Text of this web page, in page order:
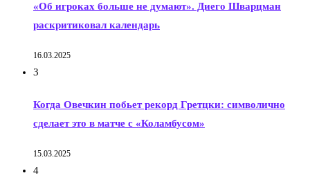
«Об игроках больше не думают». Диего Шварцман
раскритиковал календарь
16.03.2025
3
Когда Овечкин побьет рекорд Гретцки: символично
сделает это в матче с «Коламбусом»
15.03.2025
4